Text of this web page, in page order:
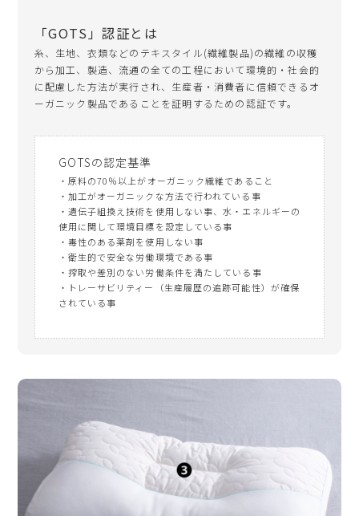
「GOTS」認証とは
糸、生地、衣類などのテキスタイル(繊維製品)の繊維の収穫
から加工、製造、流通の全ての工程において環境的・社会的
に配慮した方法が実行され、生産者・消費者に信頼できるオ
ーガニック製品であることを証明するための認証です。
GOTSの認定基準
・原料の70％以上がオーガニック繊維であること
・加工がオーガニックな方法で行われている事
・遺伝子組換え技術を使用しない事、水・エネルギーの
使用に関して環境目標を設定している事
・毒性のある薬剤を使用しない事
・衛生的で安全な労働環境である事
・搾取や差別のない労働条件を満たしている事
・トレーサビリティー（生産履歴の追跡可能性）が確保
されている事